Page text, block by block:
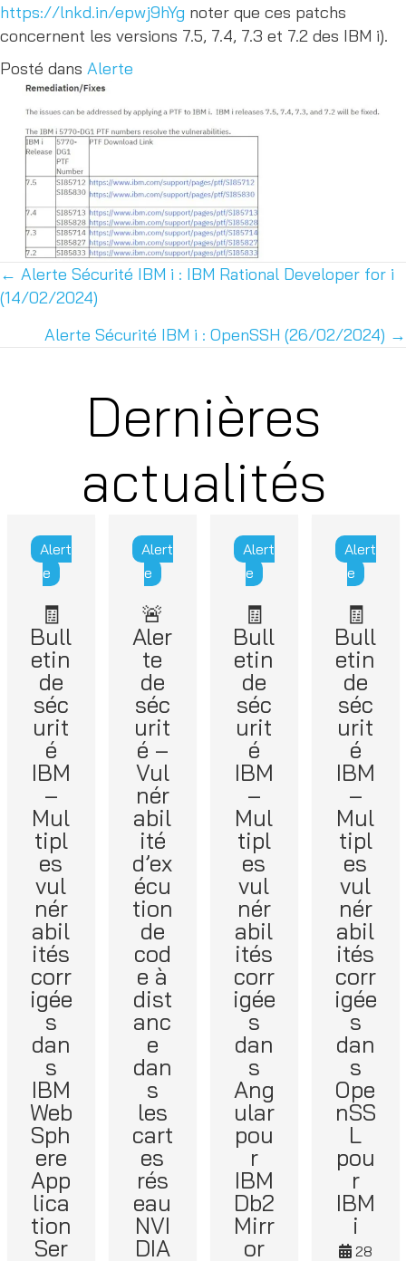
https://lnkd.in/epwj9hYg noter que ces patchs
concernent les versions 7.5, 7.4, 7.3 et 7.2 des IBM i).
Posté dans Alerte
Posts
navigation
← Alerte Sécurité IBM i : IBM Rational Developer for i
(14/02/2024)
Alerte Sécurité IBM i : OpenSSH (26/02/2024) →
Dernières
actualités
Alert
e
🧾
Bull
etin
de
séc
urit
é
IBM
–
Mul
tipl
es
vul
nér
abil
ités
corr
igée
s
dan
s
IBM
Web
Sph
ere
App
lica
tion
Ser
Alert
e
🚨
Aler
te
de
séc
urit
é –
Vul
nér
abil
ité
d’ex
écu
tion
de
cod
e à
dist
anc
e
dan
s
les
cart
es
rés
eau
NVI
DIA
Alert
e
🧾
Bull
etin
de
séc
urit
é
IBM
–
Mul
tipl
es
vul
nér
abil
ités
corr
igée
s
dan
s
Ang
ular
pou
r
IBM
Db2
Mirr
or
Alert
e
🧾
Bull
etin
de
séc
urit
é
IBM
–
Mul
tipl
es
vul
nér
abil
ités
corr
igée
s
dan
s
Ope
nSS
L
pou
r
IBM
i
28